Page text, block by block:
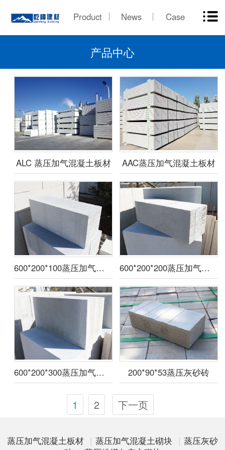
Product News Case
产品中心
ALC 蒸压加气混凝土板材 AAC蒸压加气混凝土板材
600*200*100蒸压加气混凝土砌块 600*200*200蒸压加气混凝土砌块
600*200*300蒸压加气混凝土砌块 200*90*53蒸压灰砂砖
1 2 下一页
蒸压加气混凝土板材 | 蒸压加气混凝土砌块 | 蒸压灰砂